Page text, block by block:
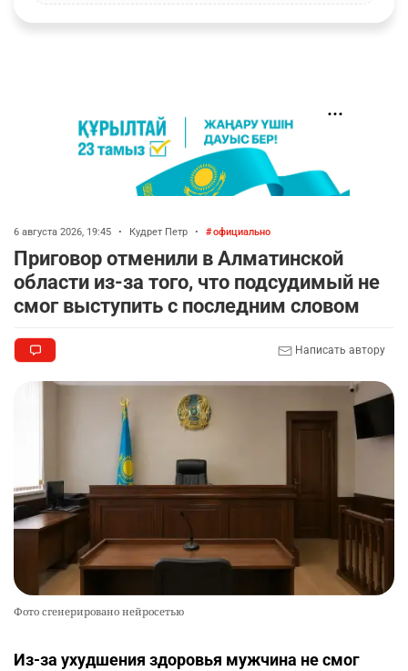
6 августа 2026, 19:45 • Кудрет Петр • официально
Приговор отменили в Алматинской
области из-за того, что подсудимый не
смог выступить с последним словом
Написать автору
Фото сгенерировано нейросетью
Из-за ухудшения здоровья мужчина не смог